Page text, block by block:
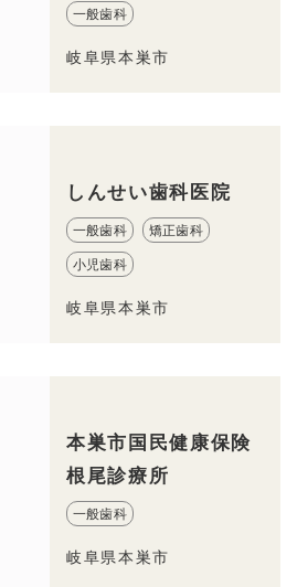
一般歯科
岐阜県本巣市
しんせい歯科医院
一般歯科 矯正歯科
小児歯科
岐阜県本巣市
本巣市国民健康保険
根尾診療所
一般歯科
岐阜県本巣市